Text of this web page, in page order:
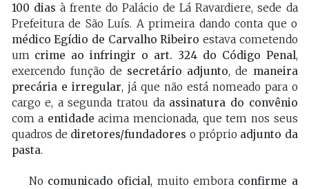
100 dias à frente do Palácio de Lá Ravardiere, sede da
Prefeitura de São Luís. A primeira dando conta que o
médico Egídio de Carvalho Ribeiro estava cometendo
um crime ao infringir o art. 324 do Código Penal,
exercendo função de secretário adjunto, de maneira
precária e irregular, já que não está nomeado para o
cargo e, a segunda tratou da assinatura do convênio
com a entidade acima mencionada, que tem nos seus
quadros de diretores/fundadores o próprio adjunto da
pasta.
No comunicado oficial, muito embora confirme a